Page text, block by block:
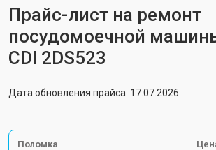
Прайс-лист на ремонт
посудомоечной
CDI 2DS523
Дата обновления прайса: 17.07.2026
Поломка